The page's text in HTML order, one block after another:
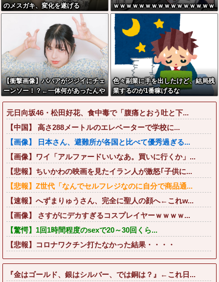
のメスガキ、変化を遂げる
ｗｗｗｗｗｗｗｗｗｗｗｗｗｗｗｗ
ｗｗｗｗ
【衝撃画像】ババアがジジイにチェ
ーンソー！？←一体何があったんや
コレw w w w w w w w w
色々副業に手を出したけど、結局残
業するのが1番稼げるな
元日向坂46・松田好花、食中毒で「腹痛とおう吐と下...
【中国】 高さ288メートルのエレベーターで学校に...
【画像】 日本さん、避難所が各国と比べて優秀過ぎる...
【画像】ワイ「アルファードいいなあ。買いに行くか」...
【悲報】ちいかわの映画を見たイラン人が激怒｢子供に...
【悲報】Z世代「なんでセルフレジなのに自分で商品通...
【速報】へずまりゅうさん、完全に聖人の顔へ←これw...
【画像】 さすがにデカすぎるコスプレイヤーｗｗｗｗ...
【驚愕】1回1時間程度のsexで20～30回くら...
【悲報】コロナワクチン打たなかった結果・・・・
『金はゴールド、銀はシルバー、では銅は？』←これ日...